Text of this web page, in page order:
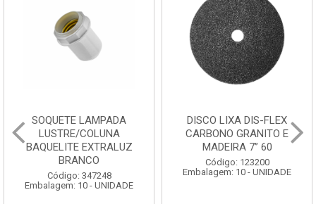
SOQUETE LAMPADA
LUSTRE/COLUNA
BAQUELITE EXTRALUZ
BRANCO
Código: 347248
Embalagem: 10 - UNIDADE
DISCO LIXA DIS-FLEX
CARBONO GRANITO E
MADEIRA 7” 60
Código: 123200
Embalagem: 10 - UNIDADE